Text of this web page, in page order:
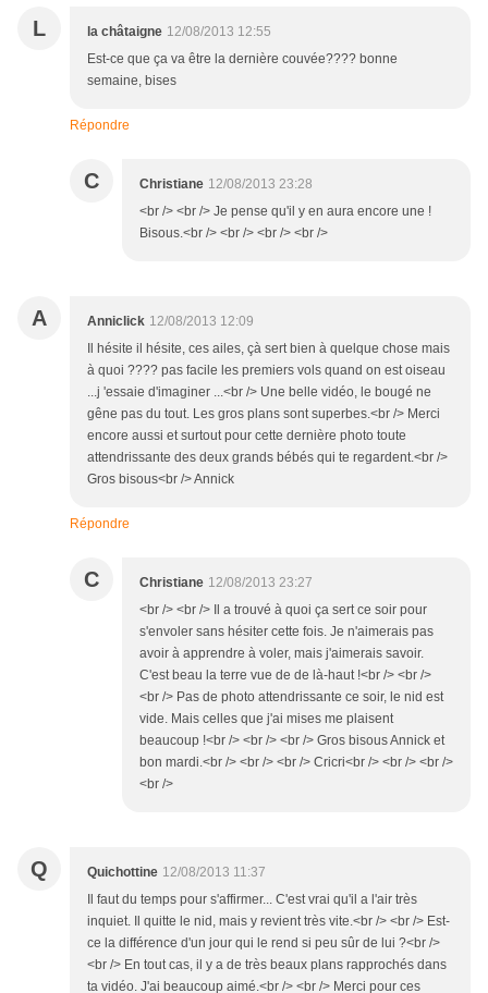
L la châtaigne 12/08/2013 12:55
Est-ce que ça va être la dernière couvée???? bonne
semaine, bises
Répondre
C Christiane 12/08/2013 23:28
<br /> <br /> Je pense qu'il y en aura encore une !
Bisous.<br /> <br /> <br /> <br />
A Anniclick 12/08/2013 12:09
Il hésite il hésite, ces ailes, çà sert bien à quelque chose mais
à quoi ???? pas facile les premiers vols quand on est oiseau
...j 'essaie d'imaginer ...<br /> Une belle vidéo, le bougé ne
gêne pas du tout. Les gros plans sont superbes.<br /> Merci
encore aussi et surtout pour cette dernière photo toute
attendrissante des deux grands bébés qui te regardent.<br />
Gros bisous<br /> Annick
Répondre
C Christiane 12/08/2013 23:27
<br /> <br /> Il a trouvé à quoi ça sert ce soir pour
s'envoler sans hésiter cette fois. Je n'aimerais pas
avoir à apprendre à voler, mais j'aimerais savoir.
C'est beau la terre vue de de là-haut !<br /> <br />
<br /> Pas de photo attendrissante ce soir, le nid est
vide. Mais celles que j'ai mises me plaisent
beaucoup !<br /> <br /> <br /> Gros bisous Annick et
bon mardi.<br /> <br /> <br /> Cricri<br /> <br /> <br />
<br />
Q Quichottine 12/08/2013 11:37
Il faut du temps pour s'affirmer... C'est vrai qu'il a l'air très
inquiet. Il quitte le nid, mais y revient très vite.<br /> <br /> Est-
ce la différence d'un jour qui le rend si peu sûr de lui ?<br />
<br /> En tout cas, il y a de très beaux plans rapprochés dans
ta vidéo. J'ai beaucoup aimé.<br /> <br /> Merci pour ces